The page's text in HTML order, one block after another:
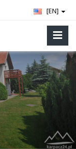
[EN]